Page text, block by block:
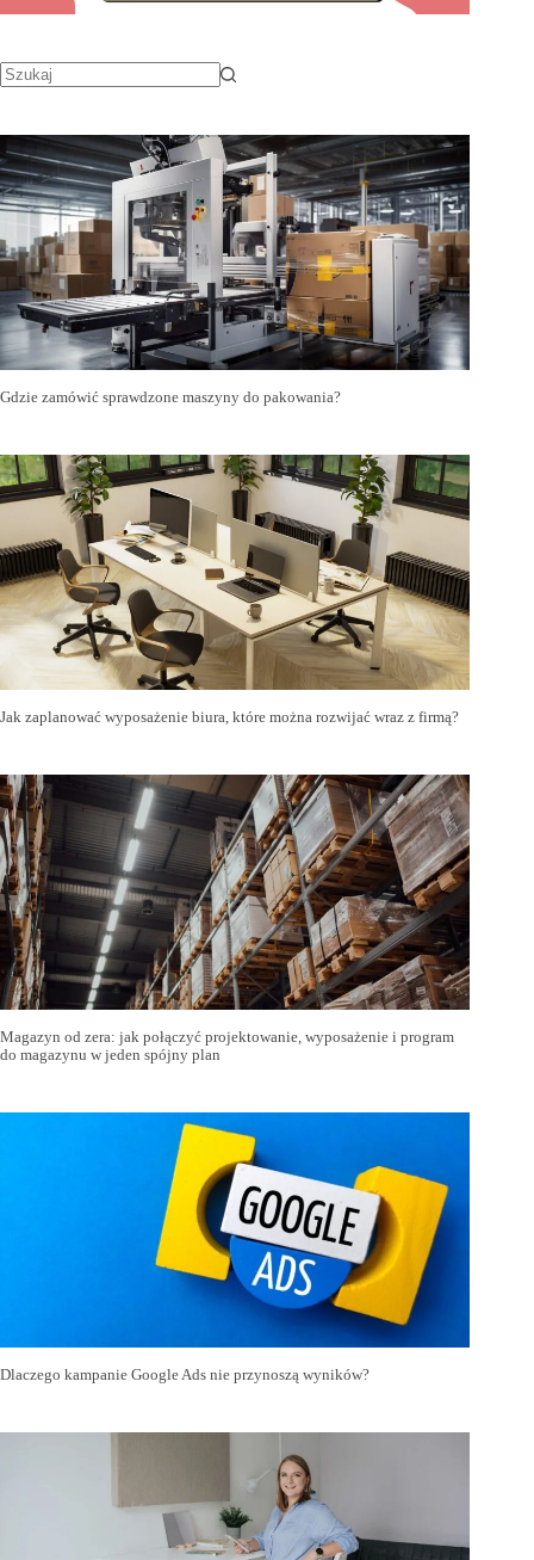
Gdzie zamówić sprawdzone maszyny do pakowania?
Jak zaplanować wyposażenie biura, które można rozwijać wraz z firmą?
Magazyn od zera: jak połączyć projektowanie, wyposażenie i program
do magazynu w jeden spójny plan
Dlaczego kampanie Google Ads nie przynoszą wyników?